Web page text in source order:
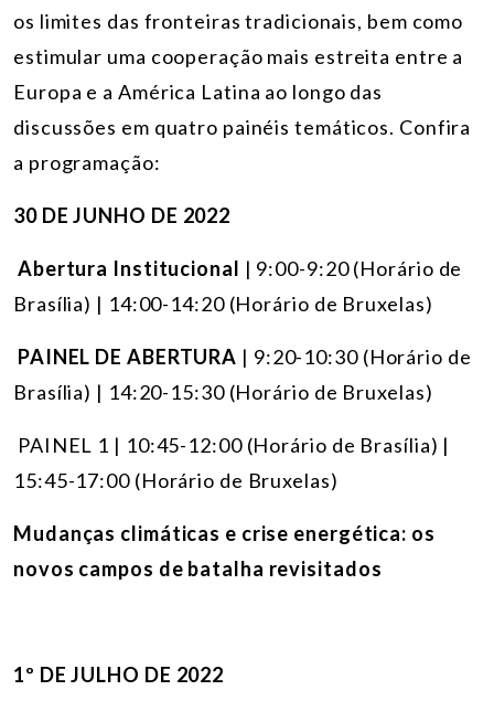
os limites das fronteiras tradicionais, bem como
estimular uma cooperação mais estreita entre a
Europa e a América Latina ao longo das
discussões em quatro painéis temáticos. Confira
a programação:
30 DE JUNHO DE 2022
Abertura Institucional | 9:00-9:20 (Horário de
Brasília) | 14:00-14:20 (Horário de Bruxelas)
PAINEL DE ABERTURA | 9:20-10:30 (Horário de
Brasília) | 14:20-15:30 (Horário de Bruxelas)
PAINEL 1 | 10:45-12:00 (Horário de Brasília) |
15:45-17:00 (Horário de Bruxelas)
Mudanças climáticas e crise energética: os
novos campos de batalha revisitados
1º DE JULHO DE 2022